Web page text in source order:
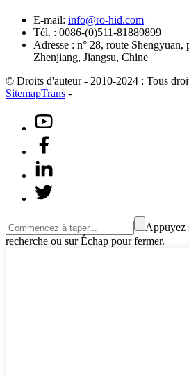
E-mail: info@ro-hid.com
Tél. : 0086-(0)511-81889899
Adresse : n° 28, route
Zhenjiang, Jiangsu, Chine
© Droits d'auteur - 2010-2024 : Tous
SitemapTrans -
Appuyez
recherche ou sur Échap pour fermer.